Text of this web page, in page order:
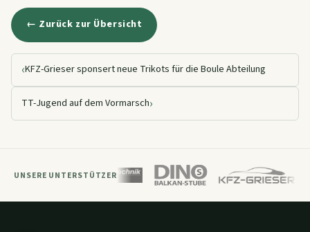
← Zurück zur Übersicht
‹KFZ-Grieser sponsert neue Trikots für die Boule Abteilung
TT-Jugend auf dem Vormarsch›
UNSERE UNTERSTÜTZER